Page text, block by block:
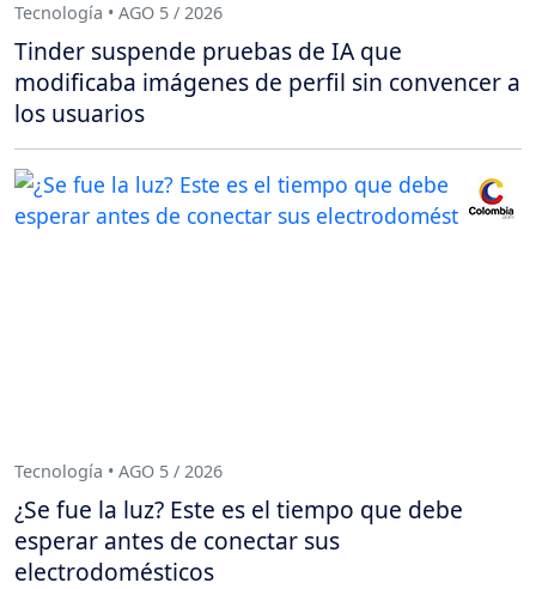
Tecnología • AGO 5 / 2026
Tinder suspende pruebas de IA que
modificaba imágenes de perfil sin convencer a
los usuarios
Tecnología • AGO 5 / 2026
¿Se fue la luz? Este es el tiempo que debe
esperar antes de conectar sus
electrodomésticos